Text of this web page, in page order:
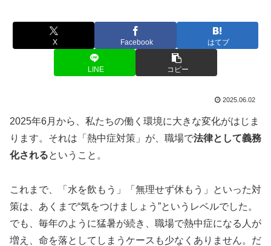
X Facebook はてブ
LINE コピー
2025.06.02
2025年6月から、私たちの働く環境に大きな変化がはじま
ります。それは「熱中症対策」が、職場で法律として義務
化されるということ。
これまで、「水を飲もう」「無理せず休もう」といった対
策は、あくまで“気をつけましょう”というレベルでした。
でも、毎年のように猛暑が続き、職場で熱中症になる人が
増え、命を落としてしまうケースも少なくありません。だ